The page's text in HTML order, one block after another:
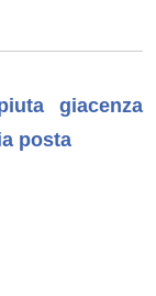
giacenza
posta